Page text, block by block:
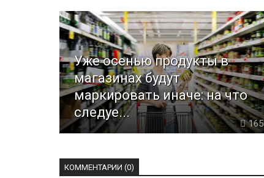
Уже осенью продукты в
магазинах будут
маркировать иначе: на что
следуе...
165
КОММЕНТАРИИ (0)